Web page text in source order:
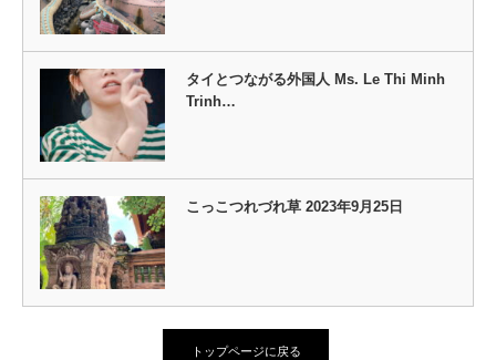
タイとつながる外国人 Ms. Le Thi Minh
Trinh…
こっこつれづれ草 2023年9月25日
トップページに戻る